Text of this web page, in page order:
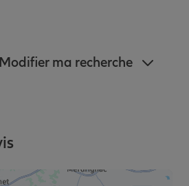
Modifier ma recherche